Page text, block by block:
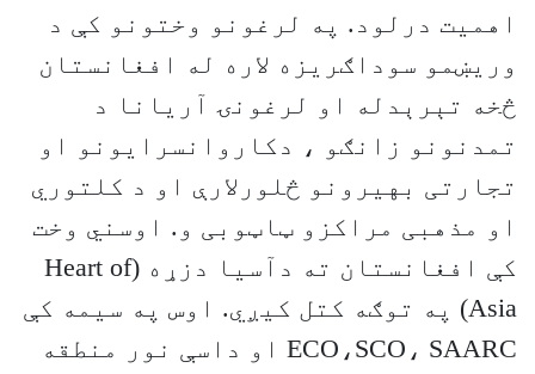
اهميت درلود. په لرغونو وختونو کې د
وريښمو سوداګريزه لاره له افغانستان
څخه تېرېدله او لرغونۍ آريانا د
تمدنونو زانګو ، دکاروانسرايونو او
تجارتی بهيرونو څلورلارې او د کلتوري
او مذهبی مراکزو ټاټوبی و. اوسني وخت
کې افغانستان ته دآسيا دزړه (Heart of
Asia) په توګه کتل کيږي. اوس په سيمه کې
ECO،SCO، SAARC او داسې نور منطقه